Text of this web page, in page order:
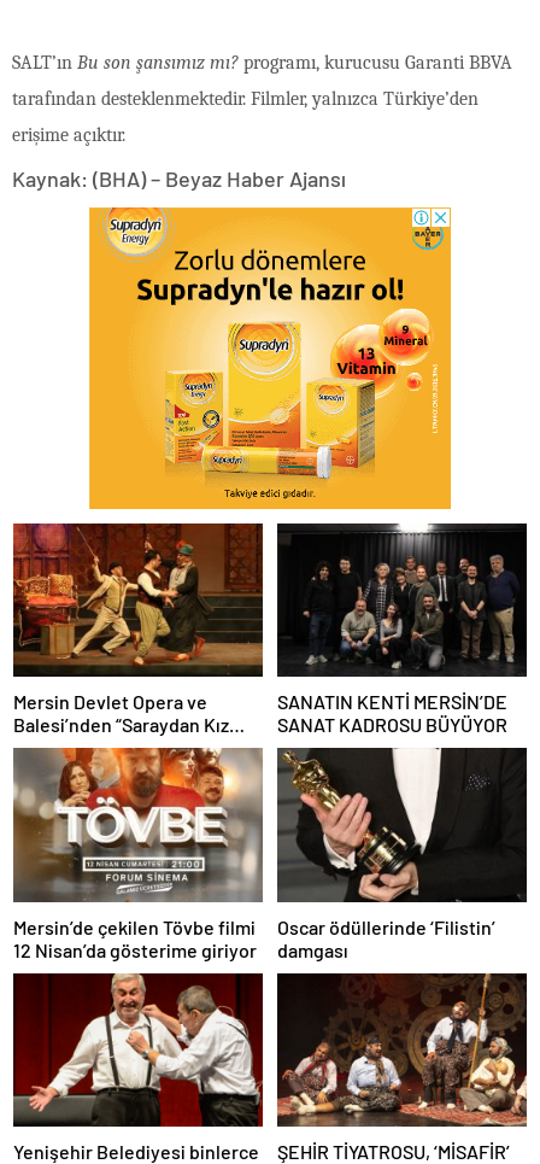
SALT’ın Bu son şansımız mı? programı, kurucusu Garanti BBVA
tarafından desteklenmektedir. Filmler, yalnızca Türkiye’den
erişime açıktır.
Kaynak: (BHA) – Beyaz Haber Ajansı
Mersin Devlet Opera ve
Balesi’nden “Saraydan Kız
Kaçırma” Operası
SANATIN KENTİ MERSİN’DE
SANAT KADROSU BÜYÜYOR
Mersin’de çekilen Tövbe filmi
12 Nisan’da gösterime giriyor
Oscar ödüllerinde ‘Filistin’
damgası
Yenişehir Belediyesi binlerce
ŞEHİR TİYATROSU, ‘MİSAFİR’